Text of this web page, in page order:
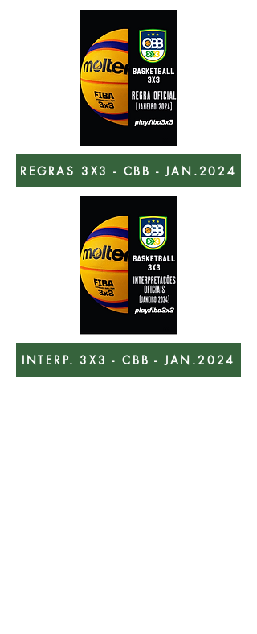
REGRAS 3X3 - CBB - JAN.2024
INTERP. 3X3 - CBB - JAN.2024